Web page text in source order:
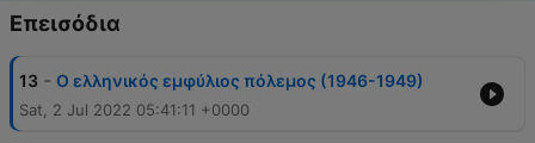
Επεισόδια
13 - Ο ελληνικός εμφύλιος πόλεμος (1946-1949)
Sat, 2 Jul 2022 05:41:11 +0000